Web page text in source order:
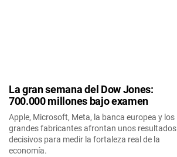
La gran semana del Dow Jones:
700.000 millones bajo examen
Apple, Microsoft, Meta, la banca europea y los
grandes fabricantes afrontan unos resultados
decisivos para medir la fortaleza real de la
economía.